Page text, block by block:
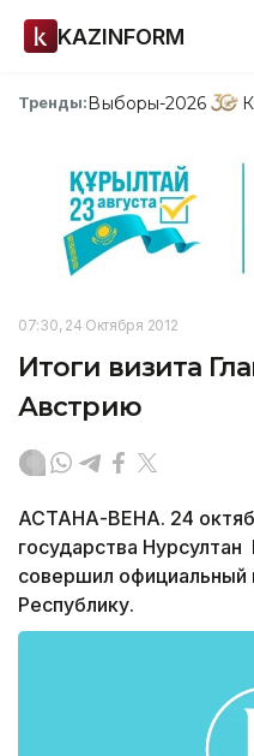
KAZINFORM
Тренды:Выборы-2026
07:30, 24 Октября 2012
Итоги визита
Австрию
АСТАНА-ВЕНА. 24
государства
совершил официальный
Республику.